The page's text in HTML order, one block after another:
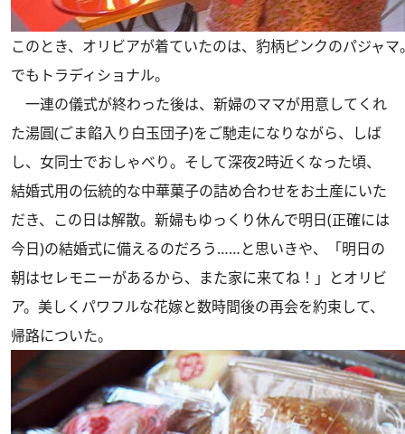
このとき、オリビアが着ていたのは、豹柄ピンクのパジャ
でもトラディショナル。
一連の儀式が終わった後は、新婦のママが用意してくれ
た湯圓(ごま餡入り白玉団子)をご馳走になりながら、しば
し、女同士でおしゃべり。そして深夜2時近くなった頃、
結婚式用の伝統的な中華菓子の詰め合わせをお土産にいた
だき、この日は解散。新婦もゆっくり休んで明日(正確には
今日)の結婚式に備えるのだろう……と思いきや、「明日の
朝はセレモニーがあるから、また家に来てね！」とオリビ
ア。美しくパワフルな花嫁と数時間後の再会を約束して、
帰路についた。